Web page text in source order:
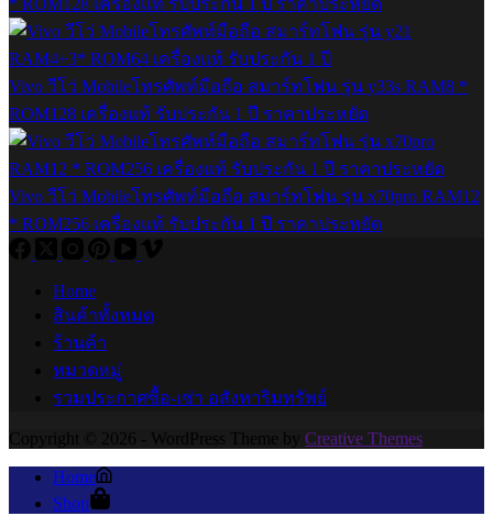
* ROM128 เครื่องแท้ รับประกัน 1 ปี ราคาประหยัด
Vivo วีโว่ Mobileโทรศัพท์มือถือ สมาร์ทโฟน รุ่น y33s RAM8 *
ROM128 เครื่องแท้ รับประกัน 1 ปี ราคาประหยัด
Vivo วีโว่ Mobileโทรศัพท์มือถือ สมาร์ทโฟน รุ่น x70pro RAM12
* ROM256 เครื่องแท้ รับประกัน 1 ปี ราคาประหยัด
Home
สินค้าทั้งหมด
ร้านค้า
หมวดหมู่
รวมประกาศซื้อ-เช่า อสังหาริมทรัพย์
Copyright © 2026 - WordPress Theme by Creative Themes
Home
Shop